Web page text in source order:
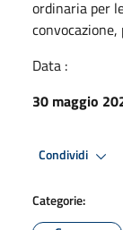
ordinaria per
convocazione,
Data :
30 maggio
Condividi
Categorie: